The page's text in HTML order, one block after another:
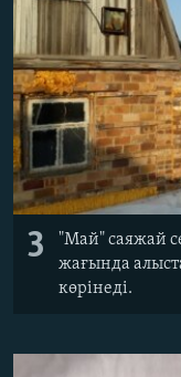
3
"Май" саяжай
жағында
көрінеді.